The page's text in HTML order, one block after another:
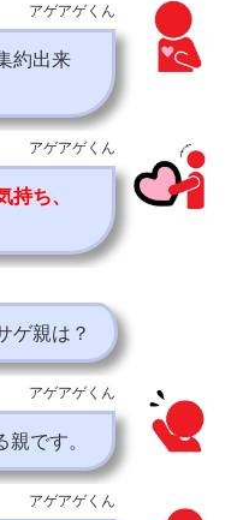
アゲアゲくん
約出来
アゲアゲくん
ち、
ゲ親は？
アゲアゲくん
です。
アゲアゲくん